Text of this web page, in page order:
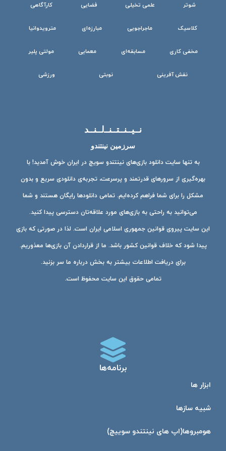
شوتر علمی تخیلی فضایی کارآگاهی
کلاسیک ماجراجویی مبارزه‌ای مترویدوانیا
مخفی کاری مسابقه‌ای معمایی مولتی پلیر
نقش آفرینی نوبتی ورزشی
نــیــنــتــنــ‌لــنــد
سرزمین نینتندو
به تنها سایت دانلود بازی‌های نینتندو سویچ در ایران خوش آمدید! با
بهره‌گیری از سرورهای قدرتمند و پرسرعت، تجربه‌ی دانلودی سریع و بدون
مشکل را برای شما فراهم کرده‌ایم. تمامی دانلودها رایگان هستند و شما
می‌توانید به راحتی به بازی‌های مورد علاقه‌تان دسترسی پیدا کنید.
این سایت پیروی قوانین جمهوری اسلامی ایران است. لذا در صورتی که بازی
پیدا شود که خلاف قوانین کشور باشد. ما از قراردادن آن بازی‌ها معذوریم.
برای دریافت اطلاعات بیشتر به بخش درباره ما سر بزنید.
تمامی حقوق این سایت محفوظ است.
برنامه‌ها
ابزار ها
شبیه ساز‌ها
هومبرو‌ها(اپ های نینتندو سوییچ)